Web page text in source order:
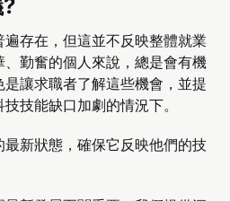
存在，但這並不反映整體就業
勤奮的個人來說，總是會有機
讓求職者了解這些機會，並提
技能缺口加劇的情況下。
新狀態，確保它反映他們的技